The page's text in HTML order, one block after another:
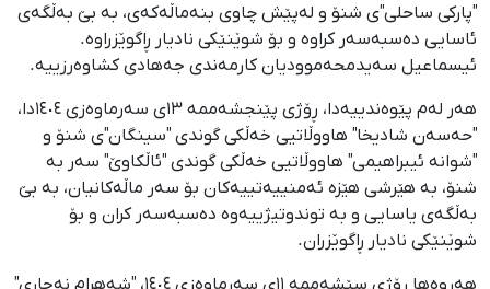
"پارکی ساحلی"ی شنۆ و لەپێش چاوی بنەماڵەکەی، بە بێ بەڵگەی
ئاسایی دەسبەسەر کراوە و بۆ شوێنێکی نادیار ڕاگوێزراوە.
ئیسماعیل سەیدمحەموودیان کارمەندی جەهادی کشاوەرزییە.
هەر لەم پێوەندییەدا، ڕۆژی پێنجشەممە ١٣ی سەرماوەزی ١٤٠٤دا،
"حەسەن شادیخا" هاووڵاتیی خەڵکی گوندی "سینگان"ی شنۆ و
"شوانە ئیبراهیمی" هاووڵاتیی خەڵکی گوندی "ئاڵکاوێ" سەر بە
شنۆ، بە هێرشی هێزە ئەمنییەتییەکان بۆ سەر ماڵەکانیان، بە بێ
بەڵگەی یاسایی و بە توندوتیژییەوە دەسبەسەر کران و بۆ
شوێنێکی نادیار ڕاگوێزران.
هەروەها ڕۆژی سێشەممە ١١ی سەرماوەزی ١٤٠٤، "شەهرام نەجاری"